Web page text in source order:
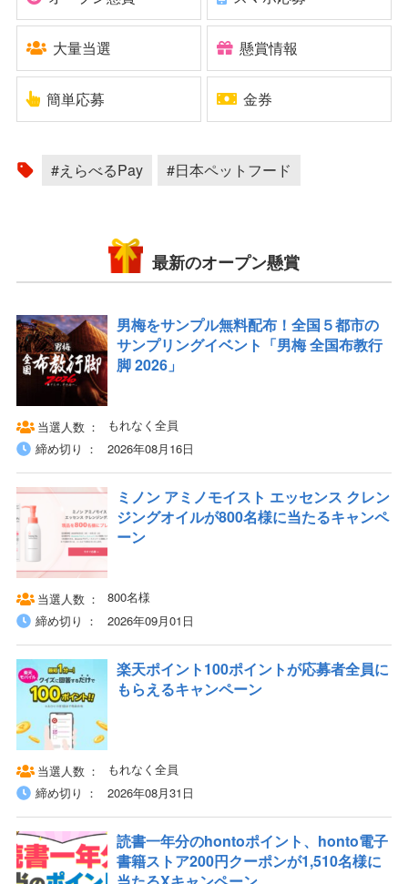
大量当選 懸賞情報
簡単応募 金券
#えらべるPay #日本ペットフード
最新のオープン懸賞
男梅をサンプル無料配布！全国５都市の
サンプリングイベント「男梅 全国布教行
脚 2026」
当選人数
もれなく全員
締め切り
2026年08月16日
ミノン アミノモイスト エッセンス クレン
ジングオイルが800名様に当たるキャンペ
ーン
当選人数
800名様
締め切り
2026年09月01日
楽天ポイント100ポイントが応募者全員に
もらえるキャンペーン
当選人数
もれなく全員
締め切り
2026年08月31日
読書一年分のhontoポイント、honto電子
書籍ストア200円クーポンが1,510名様に